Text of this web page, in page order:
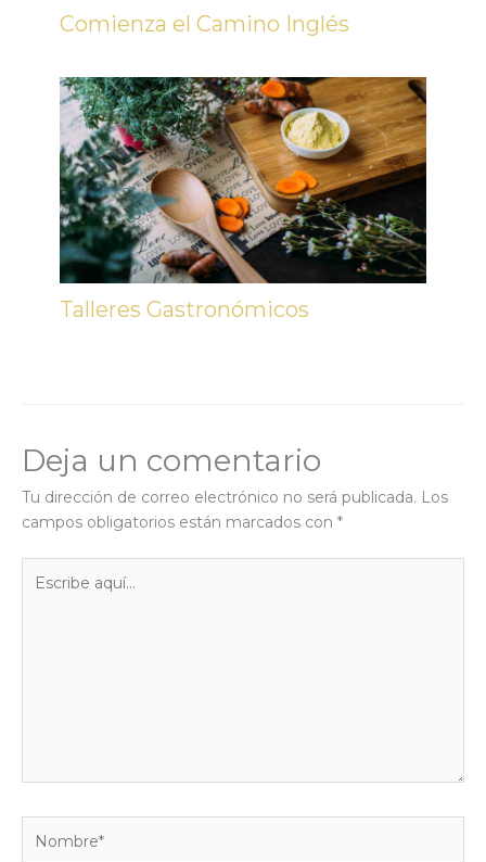
Comienza el Camino Inglés
Talleres Gastronómicos
Deja un comentario
Tu dirección de correo electrónico no será publicada. Los
campos obligatorios están marcados con *
aquí...